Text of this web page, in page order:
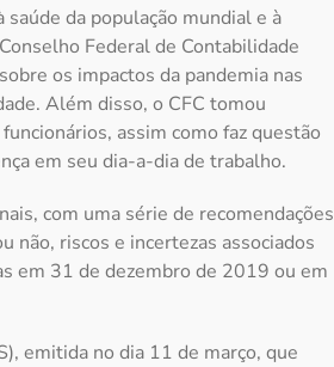
da população mundial e à
Federal de Contabilidade
os impactos da pandemia nas
Além disso, o CFC tomou
assim como faz questão
em seu dia-a-dia de trabalho.
com uma série de recomendações
não, riscos e incertezas associados
em 31 de dezembro de 2019 ou em
emitida no dia 11 de março, que